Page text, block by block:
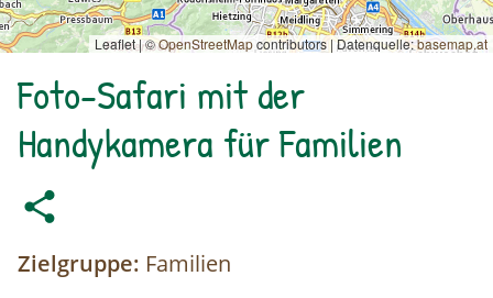
Leaflet | ©OpenStreetMapcontributors|Datenquelle:basemap.at
Foto-Safari mit der
Handykamera für Familien
Zielgruppe: Familien